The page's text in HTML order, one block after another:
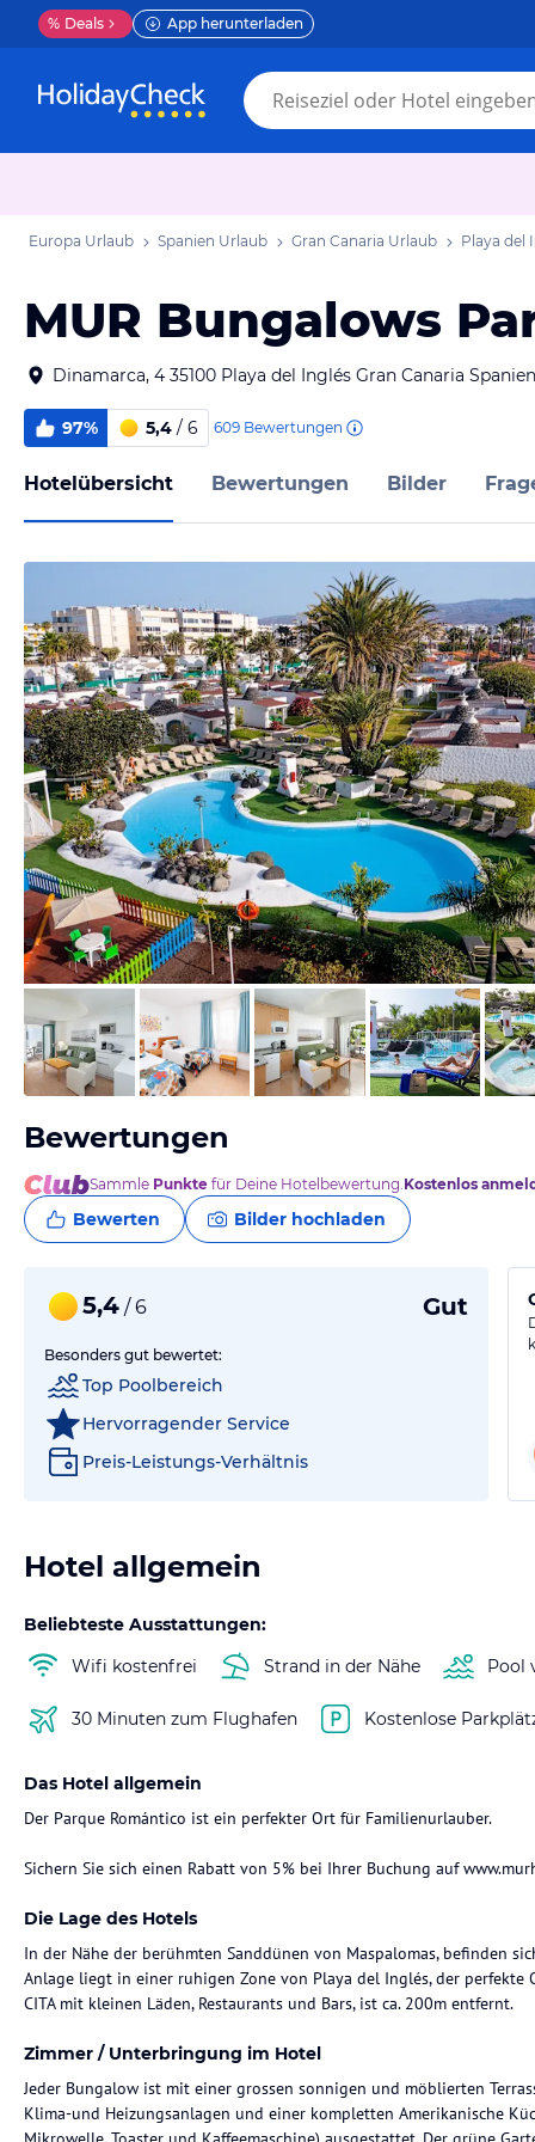
% Deals App herunterladen
Europa Urlaub Spanien Urlaub Gran Canaria Urlaub Playa del
MUR Bungalows
Dinamarca, 4 35100 Playa del Inglés Gran Canaria Spanien
97% 5,4 / 6 609 Bewertungen
Hotelübersicht Bewertungen Bilder
vom Hotelier, Juni 2022
Bewertungen
Sammle Punkte für Deine Hotelbewertung.Kostenlos
Bewerten Bilder hochladen
5,4 / 6 Gut
Besonders gut bewertet:
Top Poolbereich
Hervorragender Service
Preis-Leistungs-Verhältnis
Hotel allgemein
Beliebteste Ausstattungen:
Wifi kostenfrei
Strand in der Nähe Pool
30 Minuten zum Flughafen Kostenlose
Das Hotel allgemein
Der Parque Romántico ist ein perfekter Ort für Familienurlauber.
Sichern Sie sich einen Rabatt von 5% bei Ihrer Buchung auf
Die Lage des Hotels
In der Nähe der berühmten Sanddünen von Maspalomas, befinden
Anlage liegt in einer ruhigen Zone von Playa del Inglés, der perfekte
CITA mit kleinen Läden, Restaurants und Bars, ist ca. 200m entfernt.
Zimmer / Unterbringung im Hotel
Jeder Bungalow ist mit einer grossen sonnigen und möblierten
Klima-und Heizungsanlagen und einer kompletten Amerikanische